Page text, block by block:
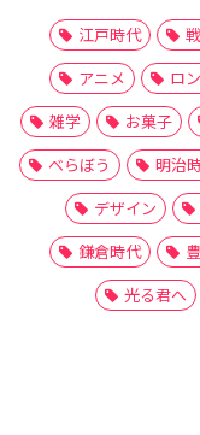
江戸時代
アニメ
ロ
雑学
お菓子
べらぼう
明治
デザイン
鎌倉時代
光る君へ